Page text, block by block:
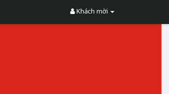
Khách mời